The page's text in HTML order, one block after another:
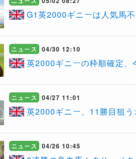
G1英2000ギニーは人気馬
ニュース 04/30 12:10
英2000ギニーの枠順確定、
ニュース 04/27 11:01
英2000ギニー、11勝目狙
ニュース 04/26 10:45